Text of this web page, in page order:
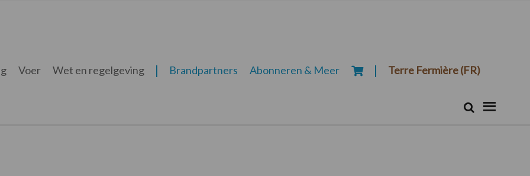
Voer Wet en regelgeving Brandpartners Abonneren & Meer Terre Fermière (FR)
Zoek